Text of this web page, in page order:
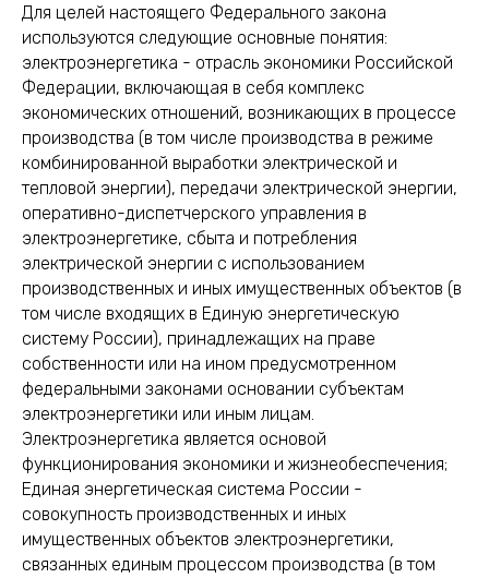
Для целей настоящего Федерального закона
используются следующие основные понятия:
электроэнергетика - отрасль экономики Российской
Федерации, включающая в себя комплекс
экономических отношений, возникающих в процессе
производства (в том числе производства в режиме
комбинированной выработки электрической и
тепловой энергии), передачи электрической энергии,
оперативно-диспетчерского управления в
электроэнергетике, сбыта и потребления
электрической энергии с использованием
производственных и иных имущественных объектов (в
том числе входящих в Единую энергетическую
систему России), принадлежащих на праве
собственности или на ином предусмотренном
федеральными законами основании субъектам
электроэнергетики или иным лицам.
Электроэнергетика является основой
функционирования экономики и жизнеобеспечения;
Единая энергетическая система России -
совокупность производственных и иных
имущественных объектов электроэнергетики,
связанных единым процессом производства (в том